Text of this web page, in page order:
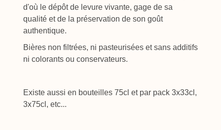
d'où le dépôt de levure vivante, gage de sa
qualité et de la préservation de son goût
authentique.
Bières non filtrées, ni pasteurisées et sans additifs
ni colorants ou conservateurs.
Existe aussi en bouteilles 75cl et par pack 3x33cl,
3x75cl, etc...